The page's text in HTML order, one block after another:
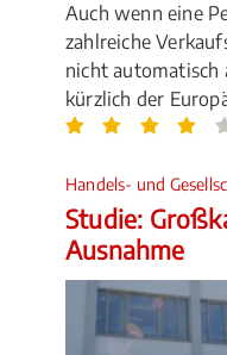
Auch wenn eine
zahlreiche
nicht automatisch
kürzlich der
Handels- und
Studie:
Ausnahme